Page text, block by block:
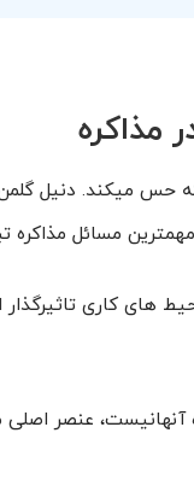
مذاکره
حس میکند. دنیل
مسائل
در محیط های کاری
آنهانیست، عنصر